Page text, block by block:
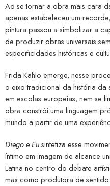
Ao se tornar a obra mais cara
apenas estabeleceu um
pintura passou a simbolizar a
de produzir obras universais
especificidades históricas e
Frida Kahlo emerge, nesse
o eixo tradicional da história da
em escolas europeias, nem se
obra constrói uma linguagem
mundo a partir de uma
Diego e Eusintetiza esse
íntimo em imagem de alcance
Latina no centro do debate
mas como produtora de sentido.